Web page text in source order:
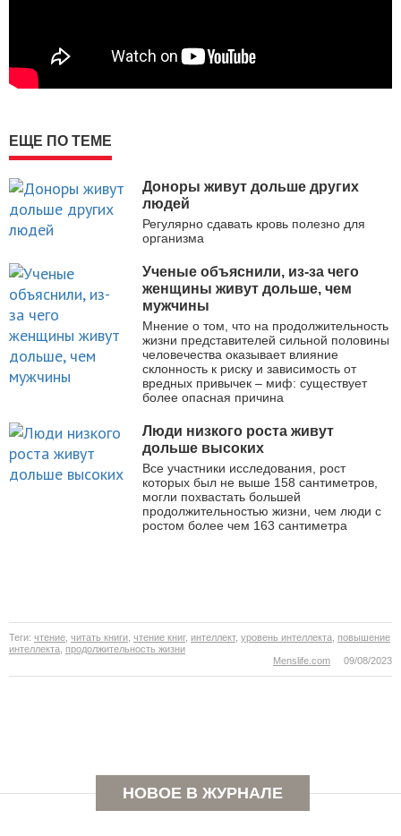
ЕЩЕ ПО ТЕМЕ
Доноры живут дольше других
людей
Регулярно сдавать кровь полезно для
организма
Ученые объяснили, из-за чего
женщины живут дольше, чем
мужчины
Мнение о том, что на продолжительность
жизни представителей сильной половины
человечества оказывает влияние
склонность к риску и зависимость от
вредных привычек – миф: существует
более опасная причина
Люди низкого роста живут
дольше высоких
Все участники исследования, рост
которых был не выше 158 сантиметров,
могли похвастать большей
продолжительностью жизни, чем люди с
ростом более чем 163 сантиметра
Теги: чтение читать книги чтение книг, интеллект, уровень интеллекта повышение
интеллекта продолжительность жизни
09/08/2023
Menslife.com
НОВОЕ В ЖУРНАЛЕ
Раннее отцовство повышает